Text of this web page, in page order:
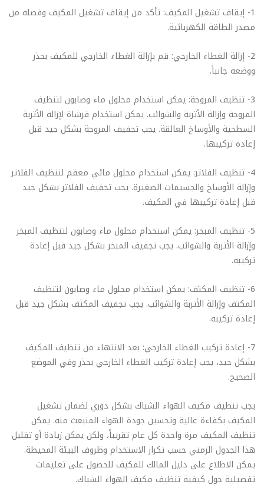
1- إيقاف تشغيل المكيف: تأكد من إيقاف تشغيل المكيف وفصله من
مصدر الطاقة الكهربائية.
2- إزالة الغطاء الخارجي: قم بإزالة الغطاء الخارجي للمكيف بحذر
ووضعه جانباً.
3- تنظيف المروحة: يمكن استخدام محلول ماء وصابون لتنظيف
المروحة وإزالة الأتربة والشوائب. يمكن استخدام فرشاة لإزالة الأتربة
السطحية والأوساخ العالقة. يجب تجفيف المروحة بشكل جيد قبل
إعادة تركيبها.
4- تنظيف الفلاتر: يمكن استخدام محلول مائي معقم لتنظيف الفلاتر
وإزالة الأوساخ والجسيمات الصغيرة. يجب تجفيف الفلاتر بشكل جيد
قبل إعادة تركيبها في المكيف.
5- تنظيف المبخر: يمكن استخدام محلول ماء وصابون لتنظيف المبخر
وإزالة الأتربة والشوائب. يجب تجفيف المبخر بشكل جيد قبل إعادة
تركيبه.
6- تنظيف المكثف: يمكن استخدام محلول ماء وصابون لتنظيف
المكثف وإزالة الأتربة والشوائب. يجب تجفيف المكثف بشكل جيد قبل
إعادة تركيبه.
7- إعادة تركيب الغطاء الخارجي: بعد الانتهاء من تنظيف المكيف
بشكل جيد، يجب إعادة تركيب الغطاء الخارجي بحذر وفي الموضع
الصحيح.
يجب تنظيف مكيف الهواء الشباك بشكل دوري لضمان تشغيل
المكيف بكفاءة عالية وتحسين جودة الهواء المنبعث منه. يمكن
تنظيف المكيف مرة واحدة كل عام تقريباً، ولكن يمكن زيادة أو تقليل
هذا الجدول الزمني حسب تكرار الاستخدام وظروف البيئة المحيطة.
يمكن الاطلاع على دليل المالك للمكيف للحصول على تعليمات
تفصيلية حول كيفية تنظيف مكيف الهواء الشباك.